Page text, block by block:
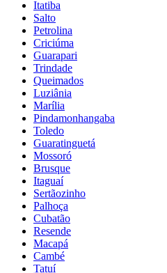
Itatiba
Salto
Petrolina
Criciúma
Guarapari
Trindade
Queimados
Luziânia
Marília
Pindamonhangaba
Toledo
Guaratinguetá
Mossoró
Brusque
Itaguaí
Sertãozinho
Palhoça
Cubatão
Resende
Macapá
Cambé
Tatuí